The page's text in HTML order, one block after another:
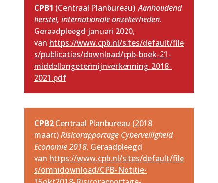
CPB1 (Centraal Planbureau)Aanhoudend
herstel, internationale onzekerheden.
Geraadpleegd januari 2020,
van https://www.cpb.nl/sites/default/file
s/publicaties/download/cpb-boek-21-
middellangetermijnverkenning-2018-
2021.pdf
CPB2 Centraal Planbureau (2018
maart)Risicorapportage Cyberveiligheid
Economie 2018. Geraadpleegd
van https://www.cpb.nl/sites/default/file
s/omnidownload/CPB-Notitie-